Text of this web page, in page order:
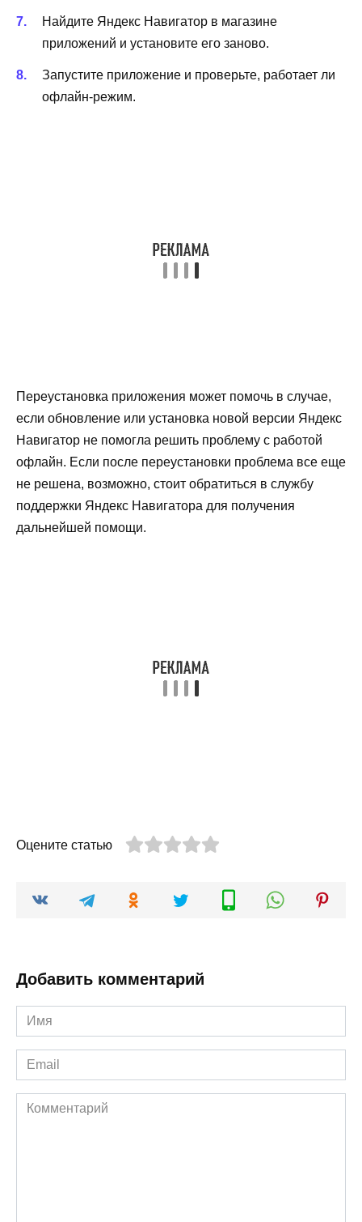
Найдите Яндекс Навигатор в магазине
приложений и установите его заново.
Запустите приложение и проверьте, работает ли
офлайн-режим.
Переустановка приложения может помочь в случае,
если обновление или установка новой версии Яндекс
Навигатор не помогла решить проблему с работой
офлайн. Если после переустановки проблема все еще
не решена, возможно, стоит обратиться в службу
поддержки Яндекс Навигатора для получения
дальнейшей помощи.
Оцените статью
Добавить комментарий
Имя
*
Email
*
Комментарий